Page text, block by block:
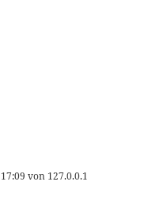
von 127.0.0.1